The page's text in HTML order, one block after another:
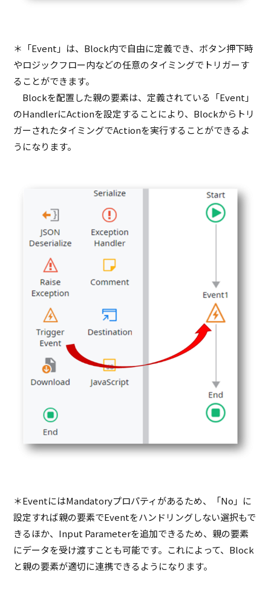
＊「Event」は、Block内で自由に定義でき、ボタン押下時
やロジックフロー内などの任意のタイミングでトリガーす
ることができます。
Blockを配置した親の要素は、定義されている「Event」
のHandlerにActionを設定することにより、Blockからトリ
ガーされたタイミングでActionを実行することができるよ
うになります。
＊EventにはMandatoryプロパティがあるため、「No」に
設定すれば親の要素でEventをハンドリングしない選択もで
きるほか、Input Parameterを追加できるため、親の要素
にデータを受け渡すことも可能です。これによって、Block
と親の要素が適切に連携できるようになります。